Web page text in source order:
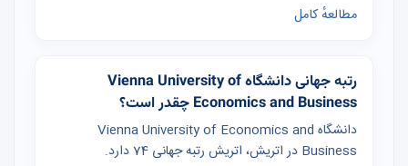
مطالعهٔ کامل
رتبه جهانی دانشگاه Vienna University of
Economics and Business چقدر است؟
دانشگاه Vienna University of Economics and
Business در اتریش، اتریش رتبه جهانی 74 دارد.